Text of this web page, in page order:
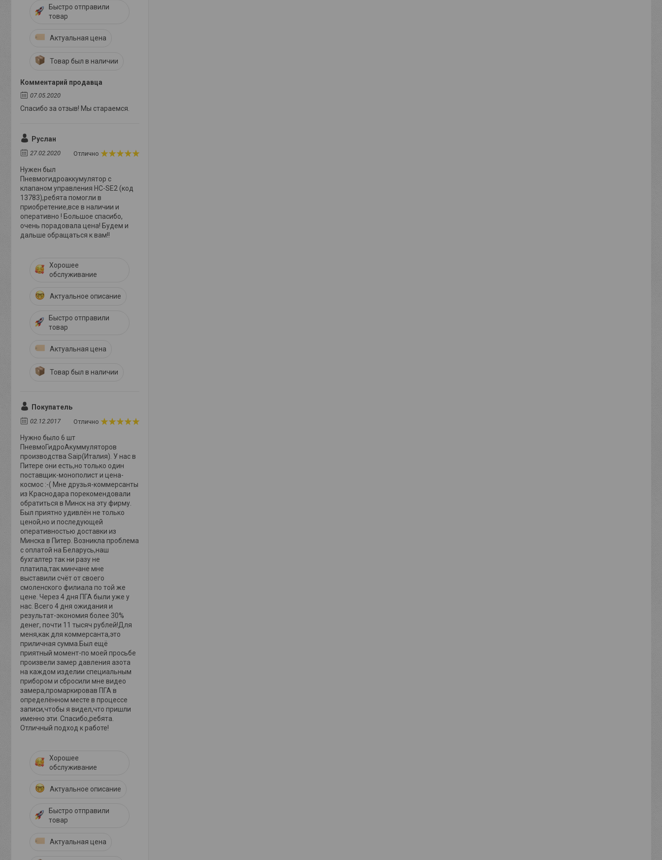
Быстро отправили
товар
Актуальная цена
Товар был в наличии
Комментарий продавца
07.05.2020
Спасибо за отзыв! Мы стараемся.
Руслан
27.02.2020 Отлично
Нужен был
Пневмогидроаккумулятор с
клапаном управления HC-SE2 (код
13783),ребята помогли в
приобретение,все в наличии и
оперативно ! Большое спасибо,
очень порадовала цена! Будем и
дальше обращаться к вам!!
Хорошее
обслуживание
Актуальное описание
Быстро отправили
товар
Актуальная цена
Товар был в наличии
Покупатель
02.12.2017 Отлично
Нужно было 6 шт
ПневмоГидроАкуммуляторов
производства Saip(Италия). У нас в
Питере они есть,но только один
поставщик-монополист и цена-
космос :-( Мне друзья-коммерсанты
из Краснодара порекомендовали
обратиться в Минск на эту фирму.
Был приятно удивлён не только
ценой,но и последующей
оперативностью доставки из
Минска в Питер. Возникла проблема
с оплатой на Беларусь,наш
бухгалтер так ни разу не
платила,так минчане мне
выставили счёт от своего
смоленского филиала по той же
цене. Через 4 дня ПГА были уже у
нас. Всего 4 дня ожидания и
результат-экономия более 30%
денег, почти 11 тысяч рублей!Для
меня,как для коммерсанта,это
приличная сумма.Был ещё
приятный момент-по моей просьбе
произвели замер давления азота
на каждом изделии специальным
прибором и сбросили мне видео
замера,промаркировав ПГА в
определённом месте в процессе
записи,чтобы я видел,что пришли
именно эти. Спасибо,ребята.
Отличный подход к работе!
Хорошее
обслуживание
Актуальное описание
Быстро отправили
товар
Актуальная цена